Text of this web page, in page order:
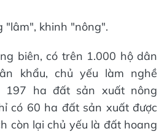
"lâm", khinh "nông".
biên, có trên 1.000 hộ dân
khẩu, chủ yếu làm nghề
197 ha đất sản xuất nông
có 60 ha đất sản xuất được
còn lại chủ yếu là đất hoang